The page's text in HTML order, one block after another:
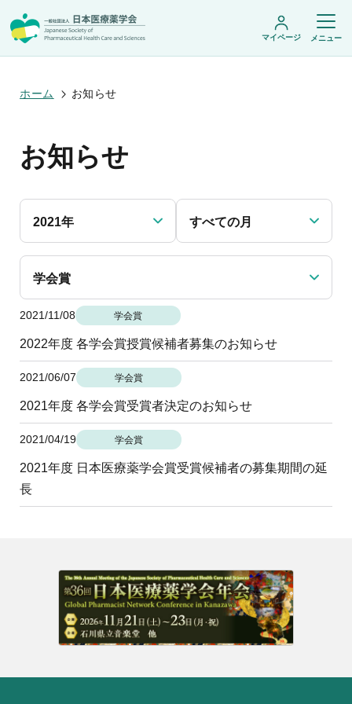
日本医療薬学会についてトップ
会頭挨拶
組織・名簿
規程・細則
情報公開
学会概要
薬剤師業務に関する情報提供
学術集会・セミナー
開催予定のイベント一覧
年会
薬物療法集中講義
がん専門薬剤師集中教育講座
がん専門薬剤師全体会議
症例関連セミナー
その他の主催イベント
共催・後援イベント
学術誌・書籍
医療薬学
出版書籍
医療薬学専門薬剤師制度
がん専門薬剤師制度
薬物療法専門薬剤師制度
調査研究・学会賞・海外研修
調査研究
学会賞他団体との連携協力
他団体との連携協力トップ
イベントの共催・後援
連携協力団体からのお知らせ
会員限定情報
マイページ
入会・各種手続き
English
マイページ メニュー
ホーム お知らせ
お知らせ
2021年 すべての月
学会賞
2021/11/08 学会賞
2022年度 各学会賞授賞候補者募集のお知らせ
2021/06/07 学会賞
2021年度 各学会賞受賞者決定のお知らせ
2021/04/19 学会賞
2021年度 日本医療薬学会賞受賞候補者の募集期間の延
長